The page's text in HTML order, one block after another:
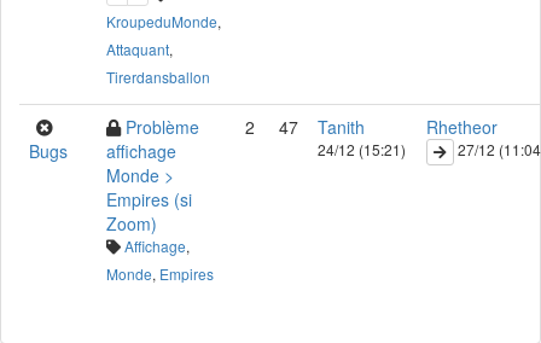
KroupeduMonde,
Attaquant,
Tirerdansballon
Bugs
Problème
affichage
Monde >
Empires (si
Zoom)
Affichage,
Monde, Empires
2 47 Tanith
24/12 (15:21)
Rhetheor
27/12